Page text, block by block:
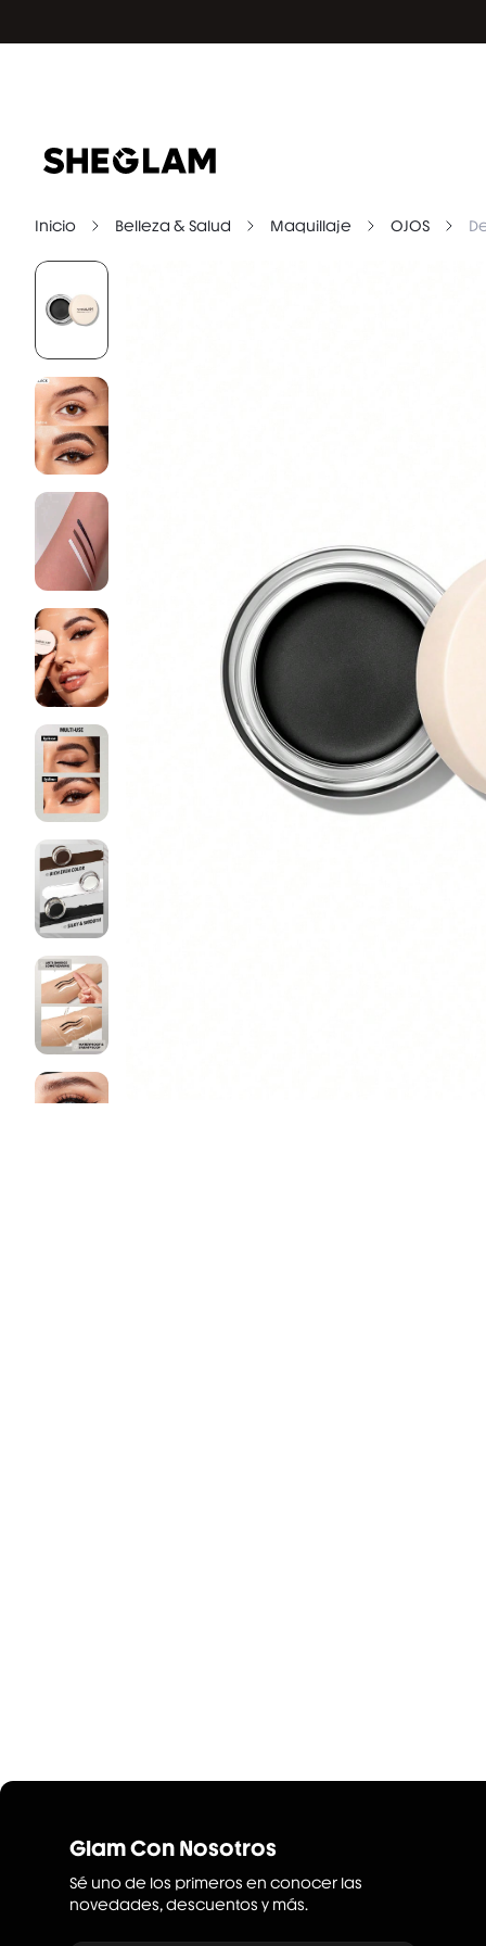
Inicio Belleza & Salud Maquillaje OJOS
Glam Con Nosotros
Sé uno de los primeros en conocer las
novedades, descuentos y más.